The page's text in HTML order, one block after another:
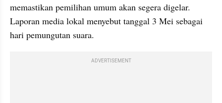
memastikan pemilihan umum akan segera digelar.
Laporan media lokal menyebut tanggal 3 Mei sebagai
hari pemungutan suara.
ADVERTISEMENT